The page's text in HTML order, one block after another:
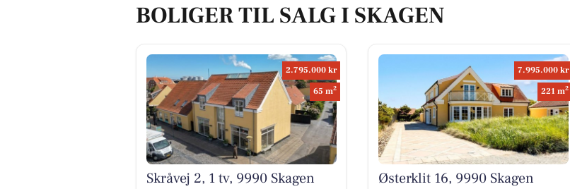
BOLIGER TIL SALG I SKAGEN
2.795.000 kr
65 m2
Skråvej 2, 1 tv, 9990 Skagen
7.995.000 kr
221 m2
Østerklit 16, 9990 Skagen